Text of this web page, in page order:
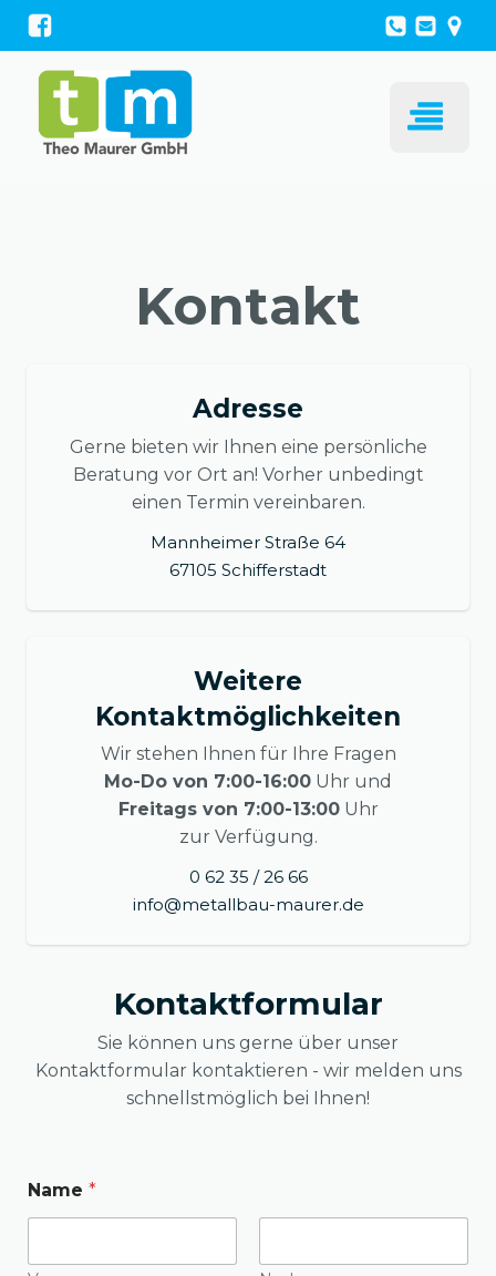
Kontakt
Adresse
Gerne bieten wir Ihnen eine persönliche
Beratung vor Ort an! Vorher unbedingt
einen Termin vereinbaren.
Mannheimer Straße 64
67105 Schifferstadt
Weitere
Kontaktmöglichkeiten
Wir stehen Ihnen für Ihre Fragen
Mo-Do von 7:00-16:00 Uhr und
Freitags von 7:00-13:00Uhr
zur Verfügung.
0 62 35 / 26 66
info@metallbau-maurer.de
Kontaktformular
Sie können uns gerne über unser
Kontaktformular kontaktieren - wir melden uns
schnellstmöglich bei Ihnen!
Name *